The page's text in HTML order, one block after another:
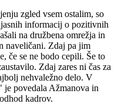
zgled vsem ostalim, so
informacij o pozitivnih
na družbena omrežja in
naveličani. Zdaj pa jim
če se ne bodo cepili. Še to
Zdaj zares ni čas za
nehvaležno delo. V
je povedala Ažmanova in
kadrov.